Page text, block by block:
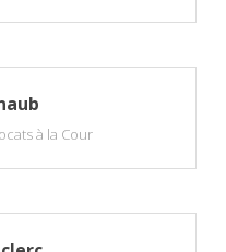
à la Cour